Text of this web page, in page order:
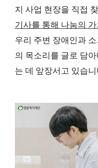
지 사업 현장을 직접
기사를 통해 나눔의
우리 주변 장애인과
의 목소리를 글로 담
는 데 앞장서고 있습